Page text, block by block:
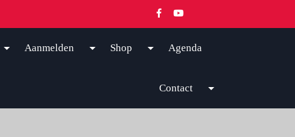
Aanmelden Shop Agenda
Contact